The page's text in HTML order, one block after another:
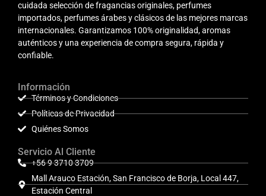
cuidada selección de fragancias originales, perfumes
importados, perfumes árabes y clásicos de las mejores marcas
internacionales. Garantizamos 100% originalidad, aromas
auténticos y una experiencia de compra segura, rápida y
confiable.
Información
Términos y Condiciones
Políticas de Privacidad
Quiénes Somos
Servicio Al Cliente
+56 9 3710 3709
Mall Arauco Estación, San Francisco de Borja, Local 447,
Estación Central